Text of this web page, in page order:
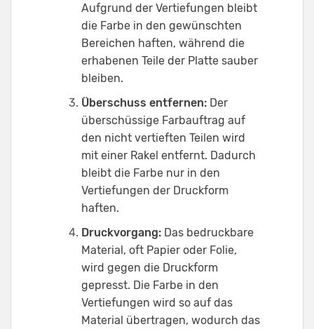
Aufgrund der Vertiefungen bleibt
die Farbe in den gewünschten
Bereichen haften, während die
erhabenen Teile der Platte sauber
bleiben.
Überschuss entfernen: Der
überschüssige Farbauftrag auf
den nicht vertieften Teilen wird
mit einer Rakel entfernt. Dadurch
bleibt die Farbe nur in den
Vertiefungen der Druckform
haften.
Druckvorgang: Das bedruckbare
Material, oft Papier oder Folie,
wird gegen die Druckform
gepresst. Die Farbe in den
Vertiefungen wird so auf das
Material übertragen, wodurch das